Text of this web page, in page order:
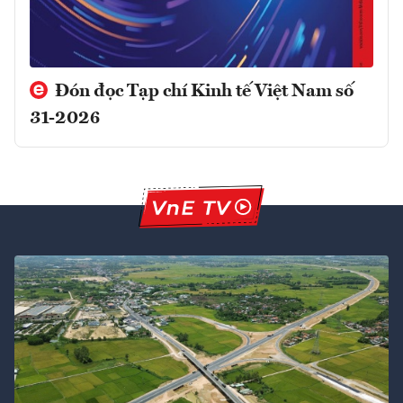
Đón đọc Tạp chí Kinh tế Việt Nam số
31-2026